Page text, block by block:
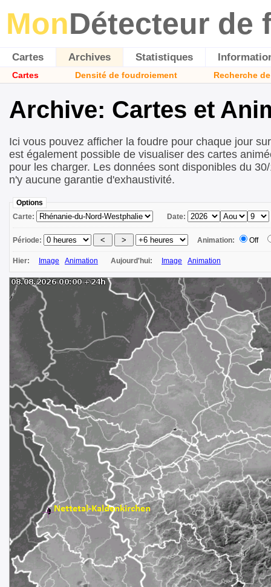
MonDétecteur de
Cartes Archives Statistiques
Cartes Densité de foudroiement Recherche
Archive: Cartes et
Ici vous pouvez afficher la foudre pour chaque jour
est également possible de visualiser des cartes
pour les charger. Les données sont disponibles du
n'y aucune garantie d'exhaustivité.
Options
Carte:
Date:
Période: Animation: Off
Hier: Image Animation Aujourd'hui: Image Animation